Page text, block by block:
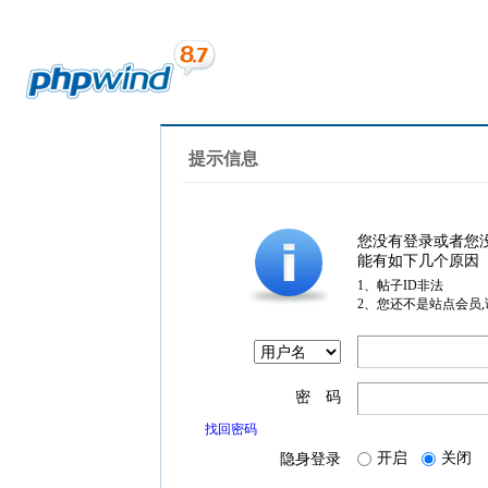
提示信息
您没有登录或者您
能有如下几个原因
1、帖子ID非法
2、您还不是站点会员
密 码
找回密码
隐身登录 开启 关闭